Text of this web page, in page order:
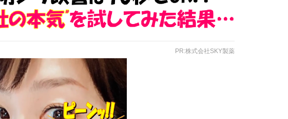
PR:株式会社SKY製薬